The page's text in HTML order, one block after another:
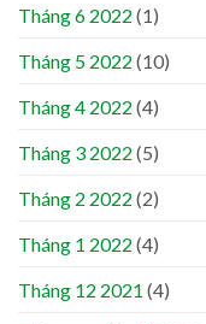
Tháng 6 2022 (1)
Tháng 5 2022 (10)
Tháng 4 2022 (4)
Tháng 3 2022 (5)
Tháng 2 2022 (2)
Tháng 1 2022 (4)
Tháng 12 2021 (4)